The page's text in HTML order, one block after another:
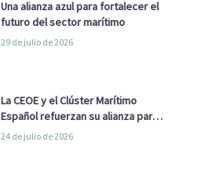
Una alianza azul para fortalecer el
futuro del sector marítimo
29 de julio de 2026
La CEOE y el Clúster Marítimo
Español refuerzan su alianza para
impulsar una estrategia Nacional
24 de julio de 2026